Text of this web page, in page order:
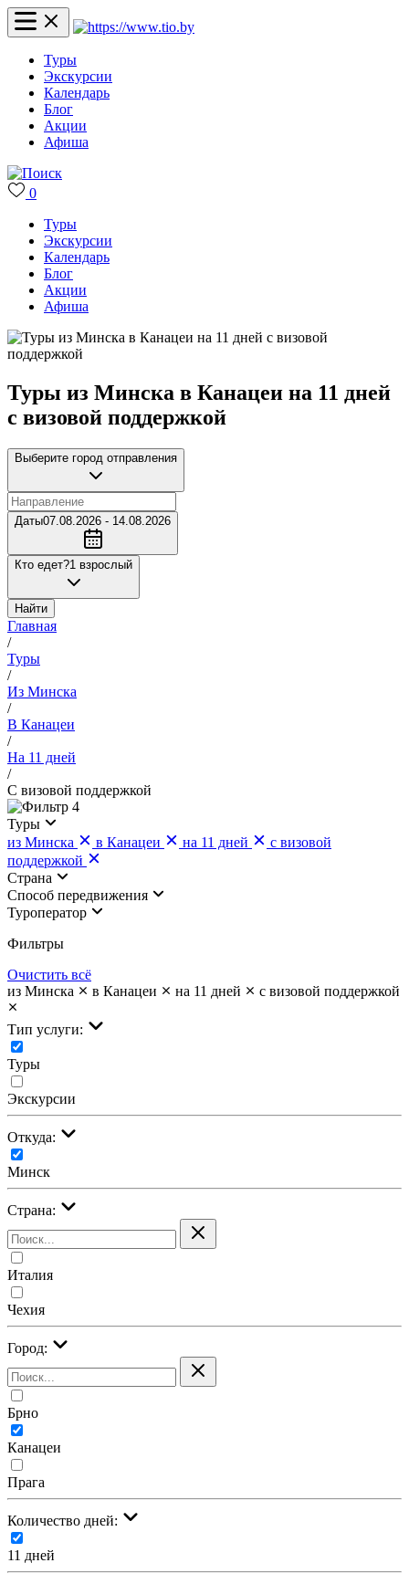
Туры
Экскурсии
Календарь
Блог
Акции
Афиша
0
Туры
Экскурсии
Календарь
Блог
Акции
Афиша
Туры из Минска в Канацеи на 11 дней
с визовой поддержкой
Выберите город отправления
Даты07.08.2026 - 14.08.2026
Кто едет?1 взрослый
Найти
Главная
/
Туры
/
Из Минска
/
В Канацеи
/
На 11 дней
/
С визовой поддержкой
4
Туры
из Минска
в Канацеи на 11 дней
с визовой
поддержкой
Страна
Cпособ передвижения
Туроператор
Фильтры
Очистить всё
из Минска
в Канацеи на 11 дней с визовой поддержкой
Тип услуги:
Туры
Экскурсии
Откуда:
Минск
Страна:
Италия
Чехия
Город:
Брно
Канацеи
Прага
Количество дней:
11 дней